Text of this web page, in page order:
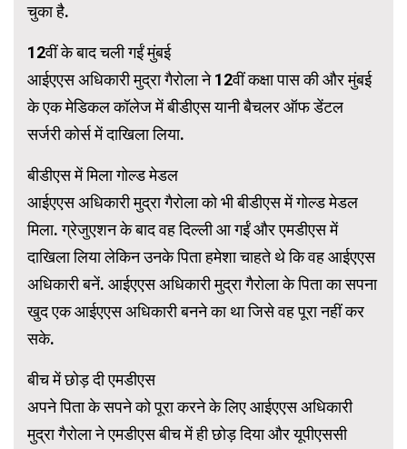
चुका है.
12वीं के बाद चली गईं मुंबई
आईएएस अधिकारी मुद्रा गैरोला ने 12वीं कक्षा पास की और मुंबई
के एक मेडिकल कॉलेज में बीडीएस यानी बैचलर ऑफ डेंटल
सर्जरी कोर्स में दाखिला लिया.
बीडीएस में मिला गोल्ड मेडल
आईएएस अधिकारी मुद्रा गैरोला को भी बीडीएस में गोल्ड मेडल
मिला. ग्रेजुएशन के बाद वह दिल्ली आ गईं और एमडीएस में
दाखिला लिया लेकिन उनके पिता हमेशा चाहते थे कि वह आईएएस
अधिकारी बनें. आईएएस अधिकारी मुद्रा गैरोला के पिता का सपना
खुद एक आईएएस अधिकारी बनने का था जिसे वह पूरा नहीं कर
सके.
बीच में छोड़ दी एमडीएस
अपने पिता के सपने को पूरा करने के लिए आईएएस अधिकारी
मुद्रा गैरोला ने एमडीएस बीच में ही छोड़ दिया और यूपीएससी